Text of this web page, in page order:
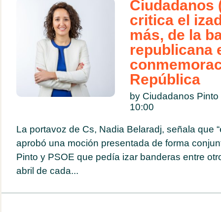
Ciudadanos
critica el
más, de la
republicana
República
by Ciudadanos
10:00
La portavoz de Cs, Nadia Belaradj, señala que
aprobó una moción presentada de forma
Pinto y PSOE que pedía izar banderas entre
abril de cada...